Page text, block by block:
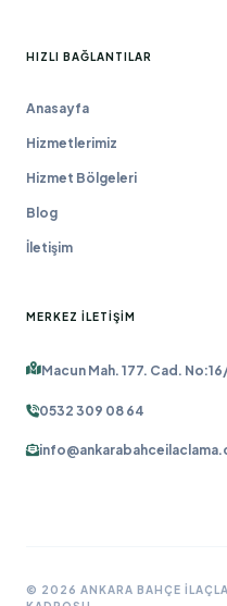
HIZLI BAĞLANTILAR
Anasayfa
Hizmetlerimiz
Hizmet Bölgeleri
Blog
İletişim
MERKEZ İLETIŞIM
Macun Mah. 177. Cad.
0532 309 08 64
© 2026 ANKARA BAHÇE